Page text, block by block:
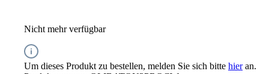
Nicht mehr verfügbar
Um dieses Produkt zu bestellen, melden Sie sich bitte hieran.